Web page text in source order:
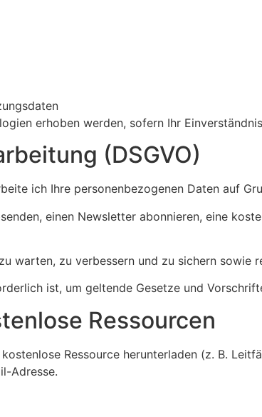
erhoben werden, sofern Ihr
(DSGVO)
ich Ihre personenbezogenen Daten auf
einen Newsletter abonnieren, eine
warten, zu verbessern und zu sichern sowie
ist, um geltende Gesetze und
Ressourcen
Ressource herunterladen (z. B.
Adresse.